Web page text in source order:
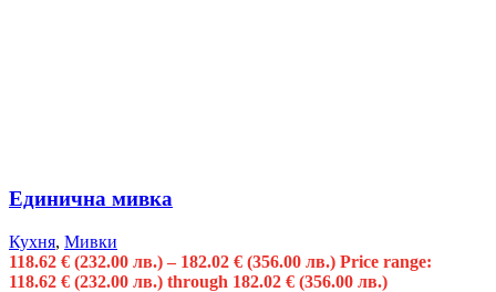
Единична мивка
Кухня, Мивки
118.62 € (232.00 лв.) – 182.02 € (356.00 лв.) Price range:
118.62 € (232.00 лв.) through 182.02 € (356.00 лв.)